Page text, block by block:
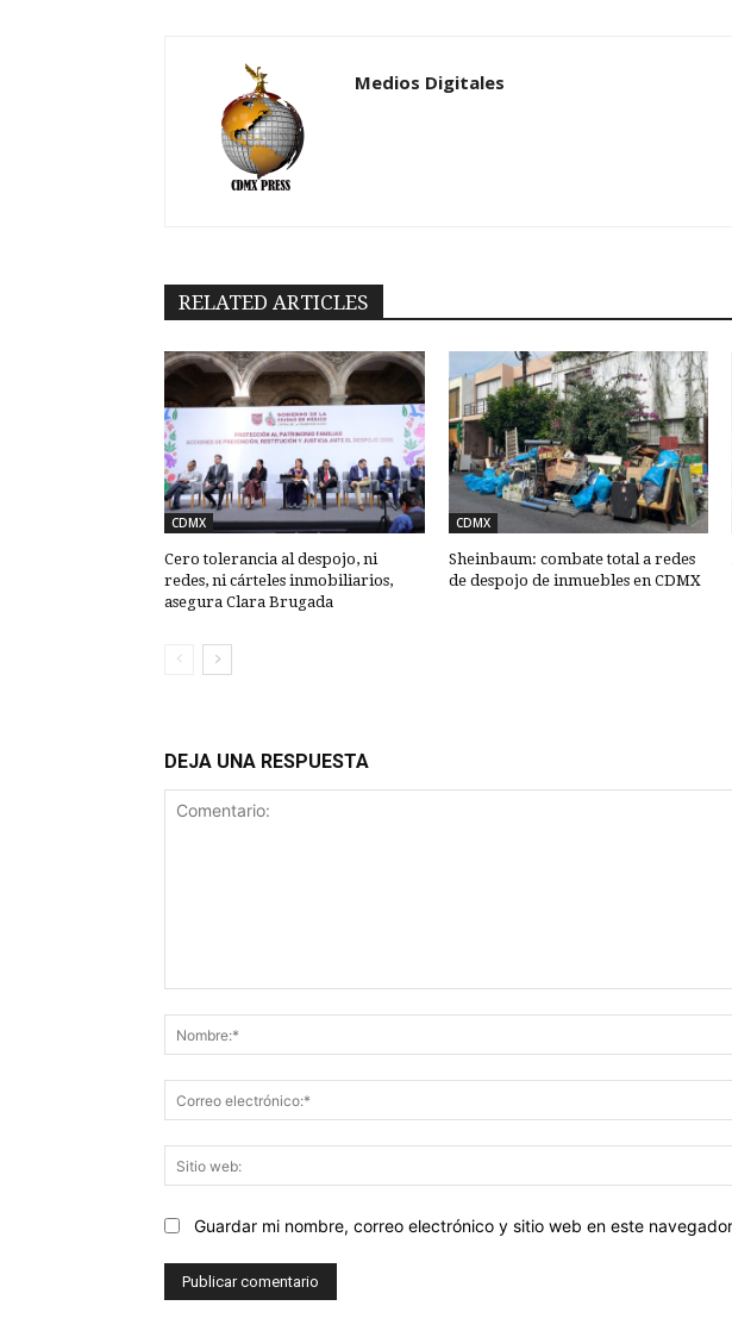
Medios Digitales
RELATED ARTICLES
CDMX
Cero tolerancia al despojo, ni
redes, ni cárteles inmobiliarios,
asegura Clara Brugada
CDMX
Sheinbaum: combate total a redes
de despojo de inmuebles en CDMX
DEJA UNA RESPUESTA
Guardar mi nombre, correo electrónico y sitio web en este